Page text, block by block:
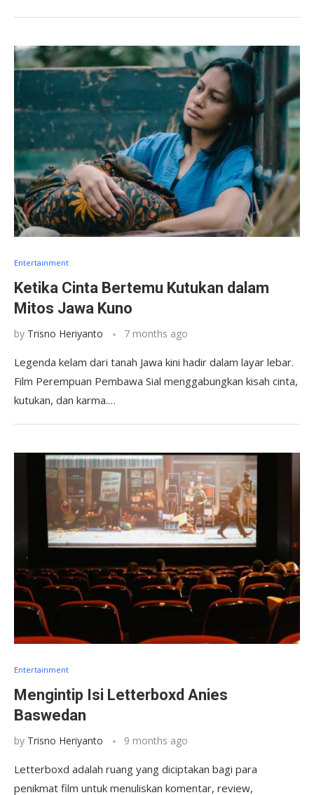
Entertainment
Ketika Cinta Bertemu Kutukan dalam
Mitos Jawa Kuno
by Trisno Heriyanto 7 months ago
Legenda kelam dari tanah Jawa kini hadir dalam layar lebar.
Film Perempuan Pembawa Sial menggabungkan kisah cinta,
kutukan, dan karma.…
Entertainment
Mengintip Isi Letterboxd Anies
Baswedan
by Trisno Heriyanto 9 months ago
Letterboxd adalah ruang yang diciptakan bagi para
penikmat film untuk menuliskan komentar, review,